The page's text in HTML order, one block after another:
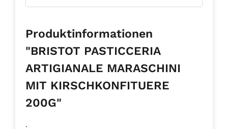
Produktinformationen
"BRISTOT PASTICCERIA
ARTIGIANALE MARASCHINI
MIT KIRSCHKONFITUERE
200G"
.